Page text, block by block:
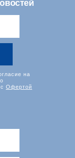
на
Офертой